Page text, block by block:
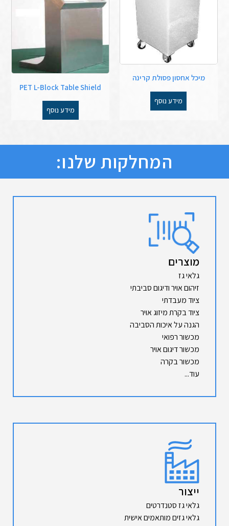
מיכל אחסון פסולת קרינה
מידע נוסף
PET L-Block Table Shield
מידע נוסף
המחלקות שלנו:
מוצרים
גלאי גז
זיהום אויר ודיגום סביבתי
ציוד מעבדתי
ציוד בקרת מיזוג אויר
הגנה על איכות הסביבה
מכשור רפואי
מכשור דיגום אויר
מכשור בקרה
עוד...
ייצור
גלאי גז סטנדרטים
גלאי גזים מותאמים אישית